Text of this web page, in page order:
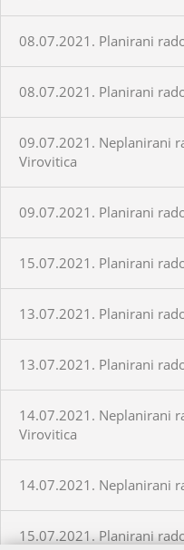
08.07.2021. Planirani
08.07.2021. Planirani
09.07.2021. Neplanirani
Virovitica
09.07.2021. Planirani
15.07.2021. Planirani
13.07.2021. Planirani
13.07.2021. Planirani
14.07.2021. Neplanirani
Virovitica
14.07.2021. Neplanirani
15.07.2021. Planirani